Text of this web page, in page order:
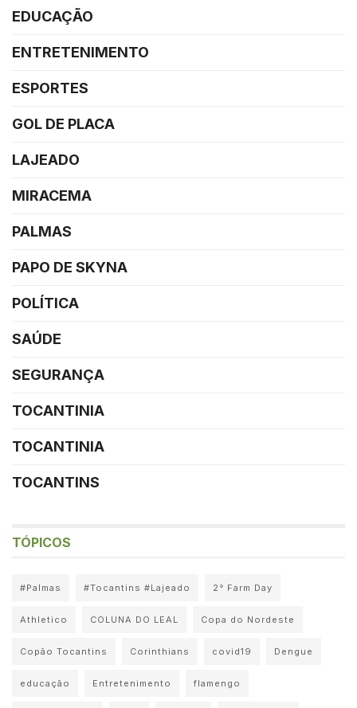
EDUCAÇÃO
ENTRETENIMENTO
ESPORTES
GOL DE PLACA
LAJEADO
MIRACEMA
PALMAS
PAPO DE SKYNA
POLÍTICA
SAÚDE
SEGURANÇA
TOCANTINIA
TOCANTINIA
TOCANTINS
TÓPICOS
#Palmas #Tocantins #Lajeado 2° Farm Day
Athletico COLUNA DO LEAL Copa do Nordeste
Copão Tocantins Corinthians covid19 Dengue
educação Entretenimento flamengo